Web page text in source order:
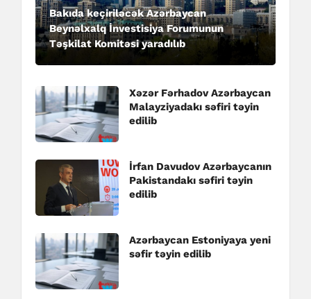
Bakıda keçiriləcək Azərbaycan
Beynəlxalq İnvestisiya Forumunun
Təşkilat Komitəsi yaradılıb
Xəzər Fərhadov Azərbaycan
Malayziyadakı səfiri təyin
edilib
İrfan Davudov Azərbaycanın
Pakistandakı səfiri təyin
edilib
Azərbaycan Estoniyaya yeni
səfir təyin edilib